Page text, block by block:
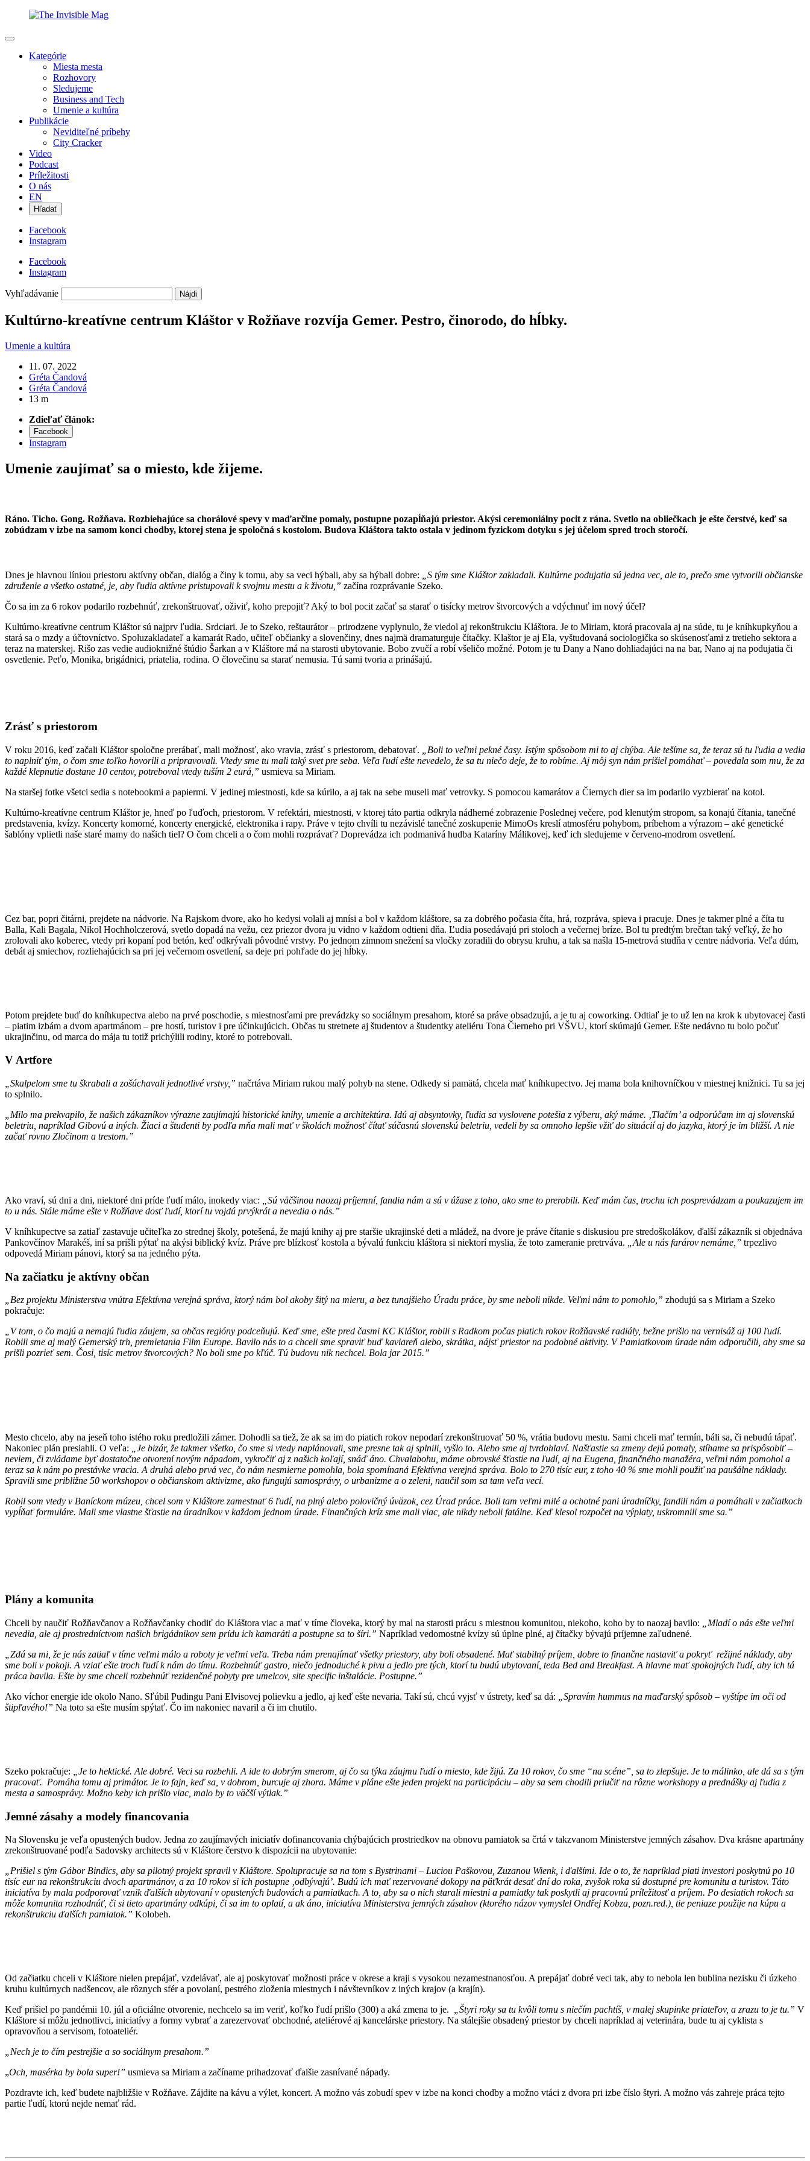
Kategórie
Miesta mesta
Rozhovory
Sledujeme
Business and Tech
Umenie a kultúra
Publikácie
Neviditeľné príbehy
City Cracker
Video
Podcast
Príležitosti
O nás
EN
Hľadať
Facebook
Instagram
Facebook
Instagram
Vyhľadávanie
Kultúrno-kreatívne centrum Kláštor v Rožňave rozvíja Gemer. Pestro, činorodo, do hĺbky.
Umenie a kultúra
11. 07. 2022
Gréta Čandová
Gréta Čandová
13 m
Zdieľať článok:
Facebook
Instagram
Umenie zaujímať sa o miesto, kde žijeme.
Ráno. Ticho. Gong. Rožňava. Rozbiehajúce sa chorálové spevy v maďarčine pomaly, postupne pozapĺňajú priestor. Akýsi ceremoniálny pocit z rána. Svetlo na obliečkach je ešte čerstvé, keď sa
zobúdzam v izbe na samom konci chodby, ktorej stena je spoločná s kostolom. Budova Kláštora takto ostala v jedinom fyzickom dotyku s jej účelom spred troch storočí.
Dnes je hlavnou líniou priestoru aktívny občan, dialóg a činy k tomu, aby sa veci hýbali, aby sa hýbali dobre:
„S tým sme Kláštor zakladali. Kultúrne podujatia sú jedna vec, ale to, prečo sme vytvorili občianske
združenie a všetko ostatné, je, aby ľudia aktívne pristupovali k svojmu mestu a k životu,” začína rozprávanie Szeko.
Čo sa im za 6 rokov podarilo rozbehnúť, zrekonštruovať, oživiť, koho prepojiť? Aký to bol pocit začať sa starať o tisícky metrov štvorcových a vdýchnuť im nový účel?
Kultúrno-kreatívne centrum Kláštor sú najprv ľudia. Srdciari. Je to Szeko, reštaurátor – prirodzene vyplynulo, že viedol aj rekonštrukciu Kláštora. Je to Miriam, ktorá pracovala aj na súde, tu je kníhkupkyňou a
stará sa o mzdy a účtovníctvo. Spoluzakladateľ a kamarát Rado, učiteľ občianky a slovenčiny, dnes najmä dramaturguje čítačky. Klaštor je aj Ela, vyštudovaná sociologička so skúsenosťami z tretieho sektora a
teraz na materskej. Rišo zas vedie audioknižné štúdio Šarkan a v Kláštore má na starosti ubytovanie. Bobo zvučí a robí všeličo možné. Potom je tu Dany a Nano dohliadajúci na na bar, Nano aj na podujatia či
osvetlenie. Peťo, Monika, brigádnici, priatelia, rodina. O človečinu sa starať nemusia. Tú sami tvoria a prinášajú.
Zrásť s priestorom
V roku 2016, keď začali Kláštor spoločne prerábať, mali možnosť, ako vravia, zrásť s priestorom, debatovať.
„Boli to veľmi pekné časy. Istým spôsobom mi to aj chýba. Ale tešíme sa, že teraz sú tu ľudia a vedia
to naplniť tým, o čom sme toľko hovorili a pripravovali. Vtedy sme tu mali taký svet pre seba. Veľa ľudí ešte nevedelo, že sa tu niečo deje, že to robíme. Aj môj syn nám prišiel pomáhať – povedala som mu, že za
každé klepnutie dostane 10 centov, potreboval vtedy tuším 2 eurá,” usmieva sa Miriam.
Na staršej fotke všetci sedia s notebookmi a papiermi. V jedinej miestnosti, kde sa kúrilo, a aj tak na sebe museli mať vetrovky. S pomocou kamarátov a Čiernych dier sa im podarilo vyzbierať na kotol.
Kultúrno-kreatívne centrum Kláštor je, hneď po ľuďoch, priestorom. V refektári, miestnosti, v ktorej táto partia odkryla nádherné zobrazenie Poslednej večere, pod klenutým stropom, sa konajú čítania, tanečné
predstavenia, kvízy. Koncerty komorné, koncerty energické, elektronika i rapy. Práve v tejto chvíli tu nezávislé tanečné zoskupenie MimoOs kreslí atmosféru pohybom, príbehom a výrazom – aké genetické
šablóny vplietli naše staré mamy do našich tiel? O čom chceli a o čom mohli rozprávať? Doprevádza ich podmanivá hudba Kataríny Málikovej, keď ich sledujeme v červeno-modrom osvetlení.
Cez bar, popri čitárni, prejdete na nádvorie. Na Rajskom dvore, ako ho kedysi volali aj mnísi a bol v každom kláštore, sa za dobrého počasia číta, hrá, rozpráva, spieva i pracuje. Dnes je takmer plné a číta tu
Balla, Kali Bagala, Nikol Hochholczerová, svetlo dopadá na vežu, cez priezor dvora ju vidno v každom odtieni dňa. Ľudia posedávajú pri stoloch a večernej bríze. Bol tu predtým brečtan taký veľký, že ho
zrolovali ako koberec, vtedy pri kopaní pod betón, keď odkrývali pôvodné vrstvy. Po jednom zimnom snežení sa vločky zoradili do obrysu kruhu, a tak sa našla 15-metrová studňa v centre nádvoria. Veľa dúm,
debát aj smiechov, rozliehajúcich sa pri jej večernom osvetlení, sa deje pri pohľade do jej hĺbky.
Potom prejdete buď do kníhkupectva alebo na prvé poschodie, s miestnosťami pre prevádzky so sociálnym presahom, ktoré sa práve obsadzujú, a je tu aj coworking. Odtiaľ je to už len na krok k ubytovacej časti
– piatim izbám a dvom apartmánom – pre hostí, turistov i pre účinkujúcich. Občas tu stretnete aj študentov a študentky ateliéru Tona Čierneho pri VŠVU, ktorí skúmajú Gemer. Ešte nedávno tu bolo počuť
ukrajinčinu, od marca do mája tu totiž prichýlili rodiny, ktoré to potrebovali.
V Artfore
„Skalpelom sme tu škrabali a zošúchavali jednotlivé vrstvy,” načrtáva Miriam rukou malý pohyb na stene. Odkedy si pamätá, chcela mať kníhkupectvo. Jej mama bola knihovníčkou v miestnej knižnici. Tu sa jej
to splnilo.
„Milo ma prekvapilo, že našich zákazníkov výrazne zaujímajú historické knihy, umenie a architektúra. Idú aj absyntovky, ľudia sa vyslovene potešia z výberu, aký máme. ‚Tlačím’ a odporúčam im aj slovenskú
beletriu, napríklad Gibovú a iných. Žiaci a študenti by podľa mňa mali mať v školách možnosť čítať súčasnú slovenskú beletriu, vedeli by sa omnoho lepšie vžiť do situácií aj do jazyka, ktorý je im bližší. A nie
začať rovno Zločinom a trestom.”
Ako vraví, sú dni a dni, niektoré dni príde ľudí málo, inokedy viac:
„Sú väčšinou naozaj príjemní, fandia nám a sú v úžase z toho, ako sme to prerobili. Keď mám čas, trochu ich posprevádzam a poukazujem im
to u nás. Stále máme ešte v Rožňave dosť ľudí, ktorí tu vojdú prvýkrát a nevedia o nás.”
V kníhkupectve sa zatiaľ zastavuje učiteľka zo strednej školy, potešená, že majú knihy aj pre staršie ukrajinské deti a mládež, na dvore je práve čítanie s diskusiou pre stredoškolákov, ďalší zákazník si objednáva
Pankovčínov Marakéš, iní sa prišli pýtať na akýsi biblický kvíz. Práve pre blízkosť kostola a bývalú funkciu kláštora si niektorí myslia, že toto zameranie pretrváva.
„Ale u nás farárov nemáme,” trpezlivo
odpovedá Miriam pánovi, ktorý sa na jedného pýta.
Na začiatku je aktívny občan
„Bez projektu Ministerstva vnútra Efektívna verejná správa, ktorý nám bol akoby šitý na mieru, a bez tunajšieho Úradu práce, by sme neboli nikde. Veľmi nám to pomohlo,” zhodujú sa s Miriam a Szeko
pokračuje:
„V tom, o čo majú a nemajú ľudia záujem, sa občas regióny podceňujú. Keď sme, ešte pred časmi KC Kláštor, robili s Radkom počas piatich rokov Rožňavské radiály, bežne prišlo na vernisáž aj 100 ľudí.
Robili sme aj malý Gemerský trh, premietania Film Europe. Bavilo nás to a chceli sme spraviť buď kaviareň alebo, skrátka, nájsť priestor na podobné aktivity. V Pamiatkovom úrade nám odporučili, aby sme sa
prišli pozrieť sem. Čosi, tisíc metrov štvorcových? No boli sme po kľúč. Tú budovu nik nechcel. Bola jar 2015.”
Mesto chcelo, aby na jeseň toho istého roku predložili zámer. Dohodli sa tiež, že ak sa im do piatich rokov nepodarí zrekonštruovať 50 %, vrátia budovu mestu. Sami chceli mať termín, báli sa, či nebudú tápať.
Nakoniec plán presiahli. O veľa: „Je bizár, že takmer všetko, čo sme si vtedy naplánovali, sme presne tak aj splnili, vyšlo to. Alebo sme aj tvrdohlaví. Našťastie sa zmeny dejú pomaly, stíhame sa prispôsobiť –
neviem, či zvládame byť dostatočne otvorení novým nápadom, vykročiť aj z našich koľají, snáď áno. Chvalabohu, máme obrovské šťastie na ľudí, aj na Eugena, finančného manažéra, veľmi nám pomohol a
teraz sa k nám po prestávke vracia. A druhá alebo prvá vec, čo nám nesmierne pomohla, bola spomínaná Efektívna verejná správa. Bolo to 270 tisíc eur, z toho 40 % sme mohli použiť na paušálne náklady.
Spravili sme približne 50 workshopov o občianskom aktivizme, ako fungujú samosprávy, o urbanizme a o zeleni, naučil som sa tam veľa vecí.
Robil som vtedy v Baníckom múzeu, chcel som v Kláštore zamestnať 6 ľudí, na plný alebo polovičný úväzok, cez Úrad práce. Boli tam veľmi milé a ochotné pani úradníčky, fandili nám a pomáhali v začiatkoch
vypĺňať formuláre. Mali sme vlastne šťastie na úradníkov v každom jednom úrade. Finančných kríz sme mali viac, ale nikdy neboli fatálne. Keď klesol rozpočet na výplaty, uskromnili sme sa.”
Plány a komunita
Chceli by naučiť Rožňavčanov a Rožňavčanky chodiť do Kláštora viac a mať v tíme človeka, ktorý by mal na starosti prácu s miestnou komunitou, niekoho, koho by to naozaj bavilo:
„Mladí o nás ešte veľmi
nevedia, ale aj prostredníctvom našich brigádnikov sem prídu ich kamaráti a postupne sa to šíri.” Napríklad vedomostné kvízy sú úplne plné, aj čítačky bývajú príjemne zaľudnené.
„Zdá sa mi, že je nás zatiaľ v tíme veľmi málo a roboty je veľmi veľa. Treba nám prenajímať všetky priestory, aby boli obsadené. Mať stabilný príjem, dobre to finančne nastaviť a pokryť režijné náklady, aby
sme boli v pokoji. A vziať ešte troch ľudí k nám do tímu. Rozbehnúť gastro, niečo jednoduché k pivu a jedlo pre tých, ktorí tu budú ubytovaní, teda Bed and Breakfast. A hlavne mať spokojných ľudí, aby ich tá
práca bavila. Ešte by sme chceli rozbehnúť rezidenčné pobyty pre umelcov, site specific inštalácie. Postupne.”
Ako víchor energie ide okolo Nano. Sľúbil Pudingu Pani Elvisovej polievku a jedlo, aj keď ešte nevaria. Takí sú, chcú vyjsť v ústrety, keď sa dá:
„Spravím hummus na maďarský spôsob – vyštípe im oči od
štipľavého!” Na toto sa ešte musím spýtať. Čo im nakoniec navaril a či im chutilo.
Szeko pokračuje:
„Je to hektické. Ale dobré. Veci sa rozbehli. A ide to dobrým smerom, aj čo sa týka záujmu ľudí o miesto, kde žijú. Za 10 rokov, čo sme “na scéne”, sa to zlepšuje. Je to málinko, ale dá sa s tým
pracovať. Pomáha tomu aj primátor. Je to fajn, keď sa, v dobrom, burcuje aj zhora. Máme v pláne ešte jeden projekt na participáciu – aby sa sem chodili priučiť na rôzne workshopy a prednášky aj ľudia z
mesta a samosprávy. Možno keby ich prišlo viac, malo by to väčší výtlak.”
Jemné zásahy a modely financovania
Na Slovensku je veľa opustených budov. Jedna zo zaujímavých iniciatív dofinancovania chýbajúcich prostriedkov na obnovu pamiatok sa črtá v takzvanom Ministerstve jemných zásahov. Dva krásne apartmány
zrekonštruované podľa Sadovsky architects sú v Kláštore čerstvo k dispozícii na ubytovanie:
„Prišiel s tým Gábor Bindics, aby sa pilotný projekt spravil v Kláštore. Spolupracuje sa na tom s Bystrinami – Luciou Paškovou, Zuzanou Wienk, i ďalšími. Ide o to, že napríklad piati investori poskytnú po 10
tisíc eur na rekonštrukciu dvoch apartmánov, a za 10 rokov si ich postupne ‚odbývajú’. Budú ich mať rezervované dokopy na päťkrát desať dní do roka, zvyšok roka sú dostupné pre komunitu a turistov. Táto
iniciatíva by mala podporovať vznik ďalších ubytovaní v opustených budovách a pamiatkach. A to, aby sa o nich starali miestni a pamiatky tak poskytli aj pracovnú príležitosť a príjem. Po desiatich rokoch sa
môže komunita rozhodnúť, či si tieto apartmány odkúpi, či sa im to oplatí, a ak áno, iniciatíva Ministerstva jemných zásahov (ktorého názov vymyslel Ondřej Kobza, pozn.red.), tie peniaze použije na kúpu a
rekonštrukciu ďalších pamiatok.” Kolobeh.
Od začiatku chceli v Kláštore nielen prepájať, vzdelávať, ale aj poskytovať možnosti práce v okrese a kraji s vysokou nezamestnanosťou. A prepájať dobré veci tak, aby to nebola len bublina nezisku či úzkeho
kruhu kultúrnych nadšencov, ale rôznych sfér a povolaní, pestrého zloženia miestnych i návštevníkov z iných krajov (a krajín).
Keď prišiel po pandémii 10. júl a oficiálne otvorenie, nechcelo sa im veriť, koľko ľudí prišlo (300) a aká zmena to je.
„Štyri roky sa tu kvôli tomu s niečím pachtíš, v malej skupinke priateľov, a zrazu to je tu.” V
Kláštore si môžu jednotlivci, iniciatívy a formy vybrať a zarezervovať obchodné, ateliérové aj kancelárske priestory. Na stálejšie obsadený priestor by chceli napríklad aj veterinára, bude tu aj cyklista s
opravovňou a servisom, fotoateliér.
„Nech je to čím pestrejšie a so sociálnym presahom.”
„Och, masérka by bola super!” usmieva sa Miriam a začíname prihadzovať ďalšie zasnívané nápady.
Pozdravte ich, keď budete najbližšie v Rožňave. Zájdite na kávu a výlet, koncert. A možno vás zobudí spev v izbe na konci chodby a možno vtáci z dvora pri izbe číslo štyri. A možno vás zahreje práca tejto
partie ľudí, ktorú nejde nemať rád.